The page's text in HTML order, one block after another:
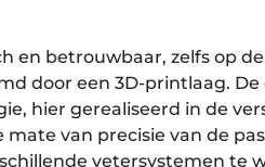
en betrouwbaar, zelfs op
door een 3D-printlaag. De
hier gerealiseerd in de
van precisie van de
vetersystemen te